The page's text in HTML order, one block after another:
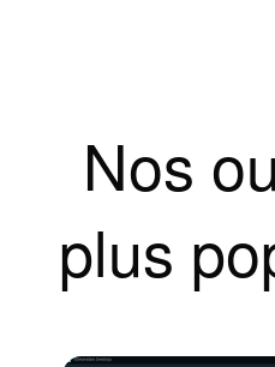
Nos
plus